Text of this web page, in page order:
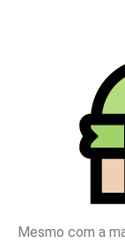
Mesmo com a